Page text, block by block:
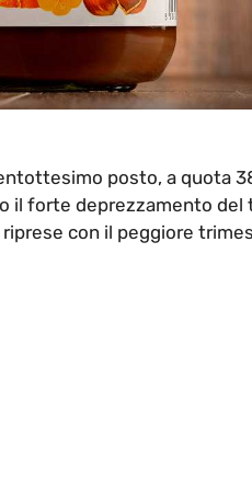
posto, a quota
il forte deprezzamento
con il peggiore